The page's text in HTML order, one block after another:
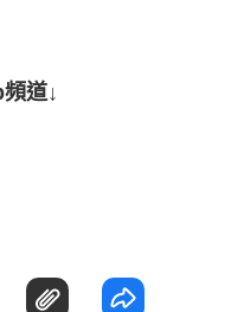
道↓